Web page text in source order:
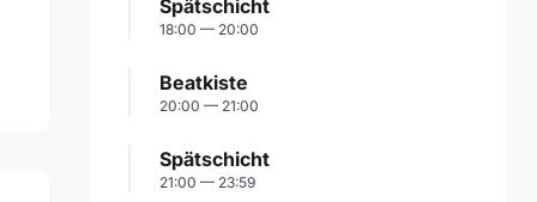
Spätschicht
18:00 — 20:00
Beatkiste
20:00 — 21:00
Spätschicht
21:00 — 23:59